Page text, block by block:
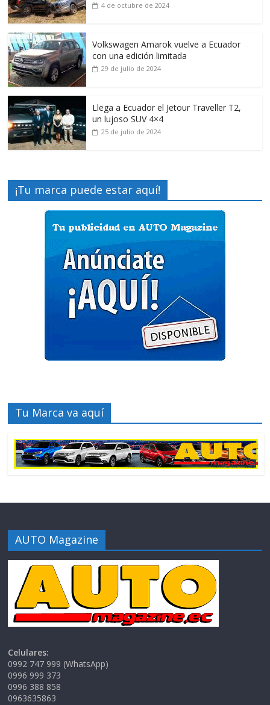
4 de octubre de 2024
Volkswagen Amarok vuelve a Ecuador
con una edición limitada
29 de julio de 2024
Llega a Ecuador el Jetour Traveller T2,
un lujoso SUV 4×4
25 de julio de 2024
¡Tu marca puede estar aquí!
Tu Marca va aquí
AUTO Magazine
Celulares:
0992 747 999 (WhatsApp)
0996 999 373
0996 388 858
0963635863